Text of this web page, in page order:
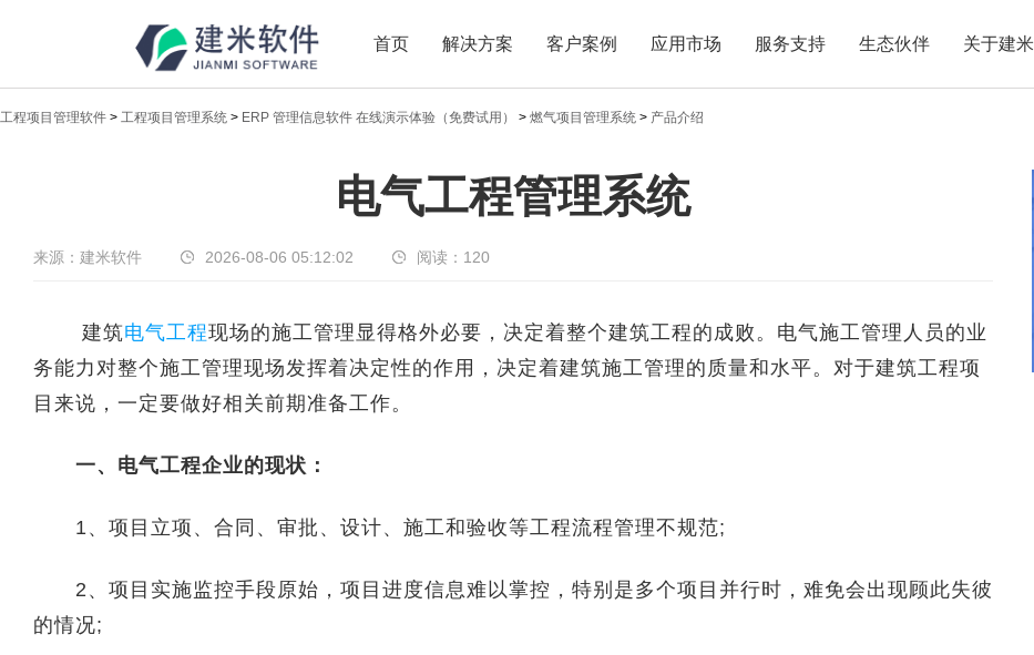
首页 解决方案 客户案例 应用市场 服务支持 生态伙伴 关于建米
传递实时热点，共享商业价值
工程项目管理软件 > 工程项目管理系统 > ERP 管理信息软件 在线演示体验（免费试用） > 燃气项目管理系统 > 产品介绍
电气工程管理系统
来源：建米软件 2026-08-06 05:12:02 阅读： 120
建筑电气工程现场的施工管理显得格外必要，决定着整个建筑工程的成败。电气施工管理人员的业
务能力对整个施工管理现场发挥着决定性的作用，决定着建筑施工管理的质量和水平。对于建筑工程项
目来说，一定要做好相关前期准备工作。
一、电气工程企业的现状：
1、项目立项、合同、审批、设计、施工和验收等工程流程管理不规范;
2、项目实施监控手段原始，项目进度信息难以掌控，特别是多个项目并行时，难免会出现顾此失彼
的情况;